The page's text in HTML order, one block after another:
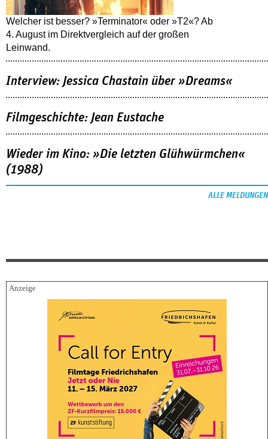
Welcher ist besser? »Terminator« oder »T2«? Ab
4. August im Direktvergleich auf der großen
Leinwand.
Interview: Jessica Chastain über »Dreams«
Filmgeschichte: Jean Eustache
Wieder im Kino: »Die letzten Glühwürmchen«
(1988)
ALLE MELDUNGEN